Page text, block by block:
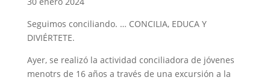
Seguimos conciliando. … CONCILIA, EDUCA Y
DIVIÉRTETE.
Ayer, se realizó la actividad conciliadora de jóvenes
menotrs de 16 años a través de una excursión a la